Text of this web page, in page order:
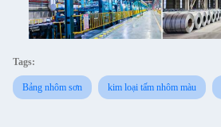
Tags:
Bảng nhôm sơn kim loại tấm nhôm màu